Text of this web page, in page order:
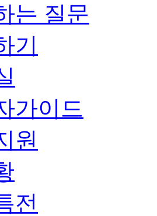
는 질문
기
가이드
원
전